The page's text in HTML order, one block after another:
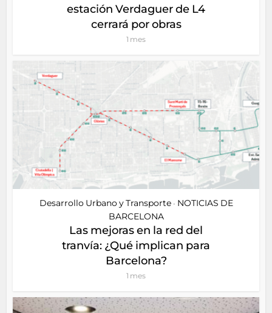
estación Verdaguer de L4
cerrará por obras
1 mes
Desarrollo Urbano y Transporte • NOTICIAS DE
BARCELONA
Las mejoras en la red del
tranvía: ¿Qué implican para
Barcelona?
1 mes